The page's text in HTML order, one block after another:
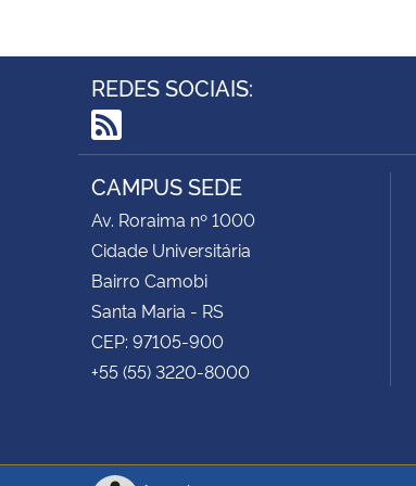
REDES SOCIAIS:
RSS
CAMPUS SEDE
Av. Roraima nº 1000
Cidade Universitária
Bairro Camobi
Santa Maria - RS
CEP: 97105-900
+55 (55) 3220-8000